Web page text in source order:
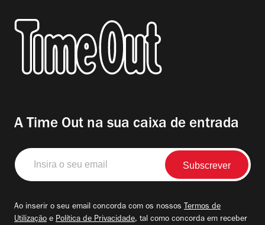
A Time Out na sua caixa de entrada
Insira
o
seu
Ao inserir o seu email concorda com os nossos Termos de
Utilização e Política de Privacidade, tal como concorda em receber